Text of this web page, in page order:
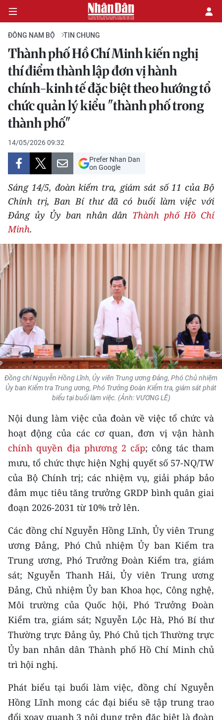
CHÍNH TRỊ
KINH TẾ
VĂN HÓA
XÃ HỘI
PHÁP LUẬT
DU LỊCH
THẾ GIỚI
THỂ THAO
GIÁO DỤC
KHOA HỌC - CÔNG NGHỆ
MÔI TRƯỜNG
BẠN ĐỌC
KIỂM CHỨNG THÔNG TIN
TRI THỨC CHUYÊN SÂU
54 DÂN TỘC VIỆT NAM
CHƯƠNG TRÌNH OCOP - MỖI XÃ
MỘT SẢN PHẨM
RADIO
E-Magazine
Video
Media Chính trị
Media Kinh tế
Media Văn hóa
Media Xã hội
Media Pháp luật
Media Du lịch
Media Thế giới
ĐÔNG NAM BỘ TIN CHUNG
Thành phố Hồ Chí Minh kiến nghị
thí điểm thành lập đơn vị hành
chính-kinh tế đặc biệt theo hướng tổ
chức quản lý kiểu "thành phố trong
thành phố"
14/05/2026 09:32
Prefer Nhan Dan
on Google
Sáng 14/5, đoàn kiểm tra, giám sát số 11 của Bộ
Chính trị, Ban Bí thư đã có buổi làm việc với
Đảng ủy Ủy ban nhân dân Thành phố Hồ Chí
Minh.
Đồng chí Nguyễn Hồng Lĩnh, Ủy viên Trung ương Đảng, Phó Chủ nhiệm
Ủy ban Kiểm tra Trung ương, Phó Trưởng Đoàn Kiểm tra, giám sát phát
biểu tại buổi làm việc. (Ảnh: VƯƠNG LÊ)
Nội dung làm việc của đoàn về việc tổ chức và
hoạt động của các cơ quan, đơn vị vận hành
chính quyền địa phương 2 cấp; công tác tham
mưu, tổ chức thực hiện Nghị quyết số 57-NQ/TW
của Bộ Chính trị; các nhiệm vụ, giải pháp bảo
đảm mục tiêu tăng trưởng GRDP bình quân giai
đoạn 2026-2031 từ 10% trở lên.
Các đồng chí Nguyễn Hồng Lĩnh, Ủy viên Trung
ương Đảng, Phó Chủ nhiệm Ủy ban Kiểm tra
Trung ương, Phó Trưởng Đoàn Kiểm tra, giám
sát; Nguyễn Thanh Hải, Ủy viên Trung ương
Đảng, Chủ nhiệm Ủy ban Khoa học, Công nghệ,
Môi trường của Quốc hội, Phó Trưởng Đoàn
Kiểm tra, giám sát; Nguyễn Lộc Hà, Phó Bí thư
Thường trực Đảng ủy, Phó Chủ tịch Thường trực
Ủy ban nhân dân Thành phố Hồ Chí Minh chủ
trì hội nghị.
Phát biểu tại buổi làm việc, đồng chí Nguyễn
Hồng Lĩnh mong các đại biểu sẽ tập trung trao
đổi xoay quanh 3 nội dung trên đặc biệt là đoàn